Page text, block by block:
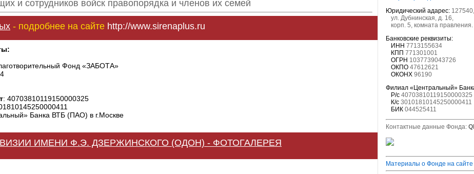
Юридический адарес:
ул. Дубнинская, д. 16,
корп. 5, комната правления.
Банковские реквизиты:
ИНН 7713155634
КПП 771301001
ОГРН 1037739043726
ОКПО 47612621
ОКОНХ 96190
Филиал «Центральный»
Р/с 40703810119150000325
К/с 30101810145250000411
БИК 044525411
Контактные данные Фонда:
Материалы о Фонде на сайте
и сотрудников войск правопорядка и членов их семей
- подробнее на сайте http://www.sirenaplus.ru
Фонд «ЗАБОТА»
: 40703810119150000325
Банка ВТБ (ПАО) в г.Москве
ИМЕНИ Ф.Э. ДЗЕРЖИНСКОГО (ОДОН) - ФОТОГАЛЕРЕЯ